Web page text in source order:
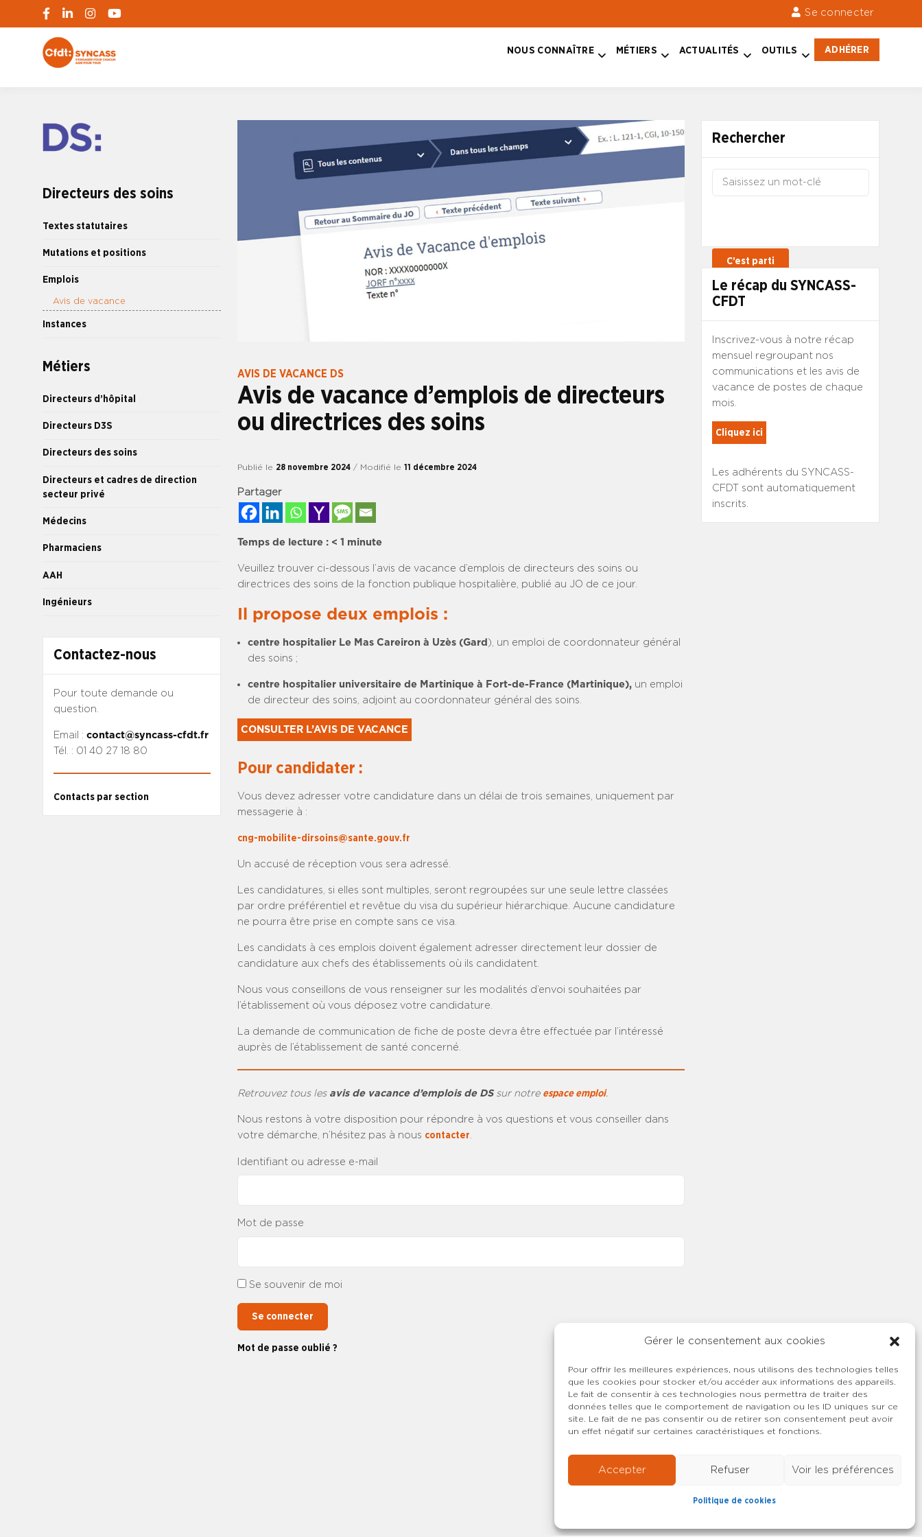
Gérer le consentement aux cookies
Pour offrir les meilleures expériences, nous utilisons des technologies telles
que les cookies pour stocker et/ou accéder aux informations des appareils.
Le fait de consentir à ces technologies nous permettra de traiter des
données telles que le comportement de navigation ou les ID uniques sur ce
site. Le fait de ne pas consentir ou de retirer son consentement peut avoir
un effet négatif sur certaines caractéristiques et fonctions.
Accepter Refuser Voir les préférences
Politique de cookies
Se connecter
NOUS CONNAÎTRE MÉTIERS ACTUALITÉS OUTILS ADHÉRER
Directeurs des soins
Textes statutaires
Mutations et positions
Emplois
Avis de vacance
Instances
Métiers
Directeurs d’hôpital
Directeurs D3S
Directeurs des soins
Directeurs et cadres de direction
secteur privé
Médecins
Pharmaciens
AAH
Ingénieurs
Contactez-nous
Pour toute demande ou
question.
Email : contact@syncass-cfdt.fr
Tél. : 01 40 27 18 80
Contacts par section
AVIS DE VACANCE DS
Avis de vacance d’emplois de directeurs
ou directrices des soins
Publié le 28 novembre 2024 / Modifié le 11 décembre 2024
Partager
Temps de lecture : < 1 minute
Veuillez trouver ci-dessous l’avis de vacance d’emplois de directeurs des soins ou
directrices des soins de la fonction publique hospitalière, publié au JO de ce jour.
Il propose deux emplois :
centre hospitalier Le Mas Careiron à Uzès (Gard ), un emploi de coordonnateur général
des soins ;
centre hospitalier universitaire de Martinique à Fort-de-France (Martinique), un emploi
de directeur des soins, adjoint au coordonnateur général des soins.
CONSULTER L’AVIS DE VACANCE
Pour candidater :
Vous devez adresser votre candidature dans un délai de trois semaines, uniquement par
messagerie à :
cng-mobilite-dirsoins@sante.gouv.fr
Un accusé de réception vous sera adressé.
Les candidatures, si elles sont multiples, seront regroupées sur une seule lettre classées
par ordre préférentiel et revêtue du visa du supérieur hiérarchique. Aucune candidature
ne pourra être prise en compte sans ce visa.
Les candidats à ces emplois doivent également adresser directement leur dossier de
candidature aux chefs des établissements où ils candidatent.
Nous vous conseillons de vous renseigner sur les modalités d’envoi souhaitées par
l’établissement où vous déposez votre candidature.
La demande de communication de fiche de poste devra être effectuée par l’intéressé
auprès de l’établissement de santé concerné.
Retrouvez tous les avis de vacance d’emplois de DS sur notre espace emploi.
Nous restons à votre disposition pour répondre à vos questions et vous conseiller dans
votre démarche, n’hésitez pas à nous contacter
Identifiant ou adresse e-mail
Mot de passe
Se souvenir de moi
Se connecter
Mot de passe oublié ?
Rechercher
Le récap du SYNCASS-
CFDT
Inscrivez-vous à notre récap
mensuel regroupant nos
communications et les avis de
vacance de postes de chaque
mois.
Cliquez ici
Les adhérents du SYNCASS-
CFDT sont automatiquement
inscrits.